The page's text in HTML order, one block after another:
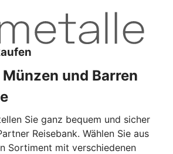
und Barren
Sie ganz bequem und sicher
Reisebank. Wählen Sie aus
Sortiment mit verschiedenen